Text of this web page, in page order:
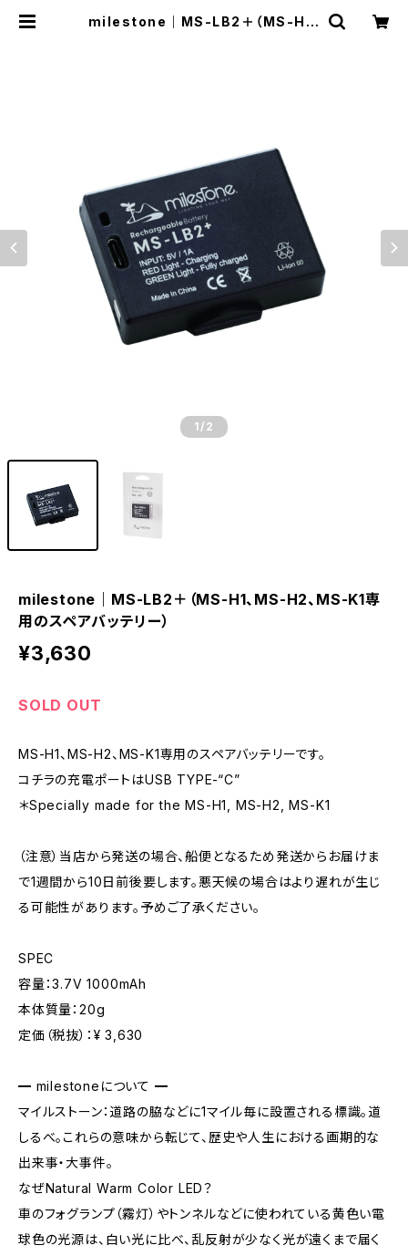
milestone｜MS-LB2＋（MS-H1、
1 /2
milestone｜MS-LB2＋（MS-H1、MS-H2、MS-K1専
用のスペアバッテリー）
¥3,630
SOLD OUT
MS-H1、MS-H2、MS-K1専用のスペアバッテリーです。
コチラの充電ポートはUSB TYPE-“C”
＊Specially made for the MS-H1, MS-H2, MS-K1
（注意）当店から発送の場合、船便となるため発送からお届けま
で1週間から10日前後要します。悪天候の場合はより遅れが生じ
る可能性があります。予めご了承ください。
SPEC
容量：3.7V 1000mAh
本体質量：20g
定価（税抜）：¥ 3,630
━ milestoneについて ━
マイルストーン：道路の脇などに1マイル毎に設置される標識。道
しるべ。これらの意味から転じて、歴史や人生における画期的な
出来事・大事件。
なぜNatural Warm Color LED？
車のフォグランプ（霧灯）やトンネルなどに使われている黄色い電
球色の光源は、白い光に比べ、乱反射が少なく光が遠くまで届く